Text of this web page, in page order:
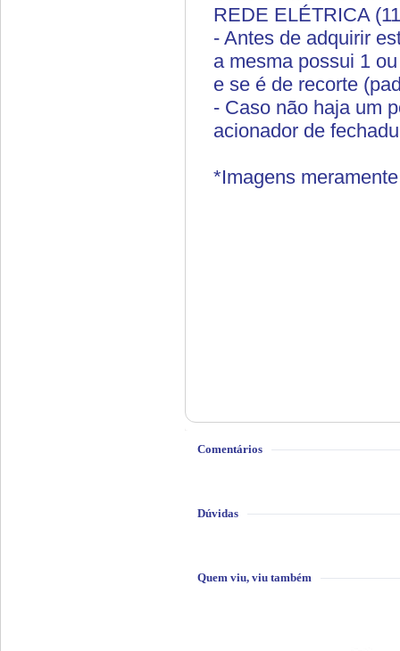
REDE ELÉTRICA
- Antes de adquirir
a mesma possui 1
e se é de recorte
- Caso não haja um
acionador de
*Imagens
Comentários
Dúvidas
Quem viu, viu também